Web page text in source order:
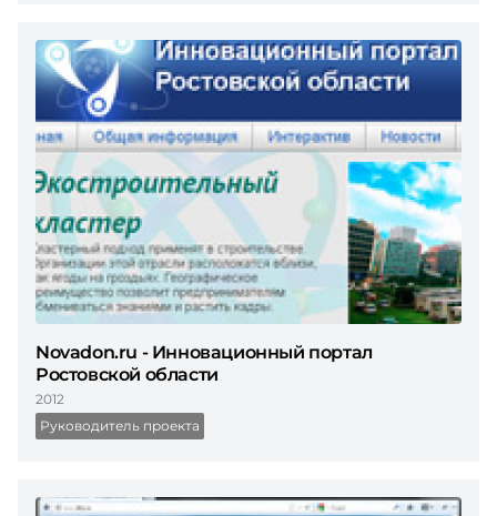
Novadon.ru - Инновационный портал
Ростовской области
2012
Руководитель проекта